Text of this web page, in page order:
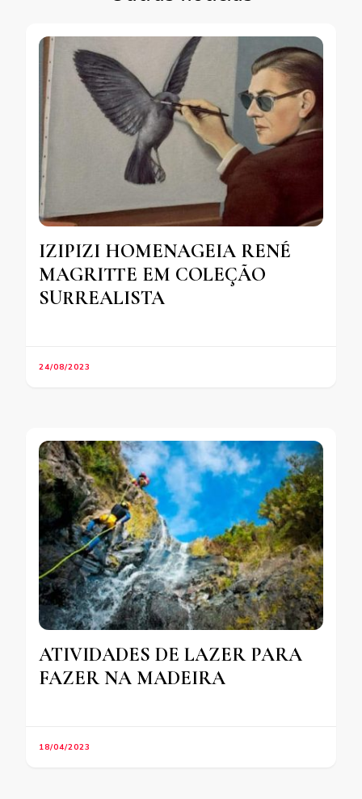
IZIPIZI HOMENAGEIA RENÉ
MAGRITTE EM COLEÇÃO
SURREALISTA
24/08/2023
ATIVIDADES DE LAZER PARA
FAZER NA MADEIRA
18/04/2023